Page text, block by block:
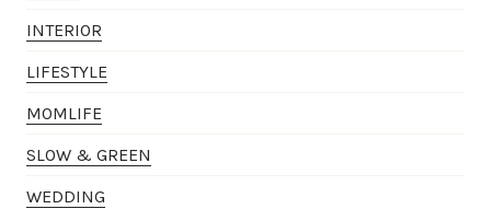
INTERIOR
LIFESTYLE
MOMLIFE
SLOW & GREEN
WEDDING